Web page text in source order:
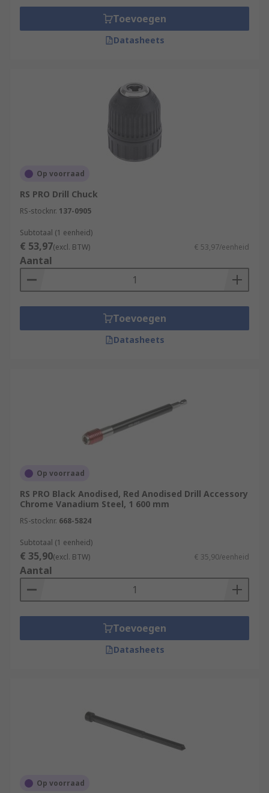
Toevoegen
Datasheets
Op voorraad
RS PRO Drill Chuck
RS-stocknr. 137-0905
Subtotaal (1 eenheid)
€ 53,97(excl. BTW) € 53,97/eenheid
Aantal
Toevoegen
Datasheets
Op voorraad
RS PRO Black Anodised, Red Anodised Drill Accessory
Chrome Vanadium Steel, 1 600 mm
RS-stocknr. 668-5824
Subtotaal (1 eenheid)
€ 35,90(excl. BTW) € 35,90/eenheid
Aantal
Toevoegen
Datasheets
Op voorraad